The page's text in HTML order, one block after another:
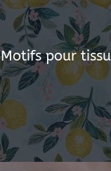
Motifs pour